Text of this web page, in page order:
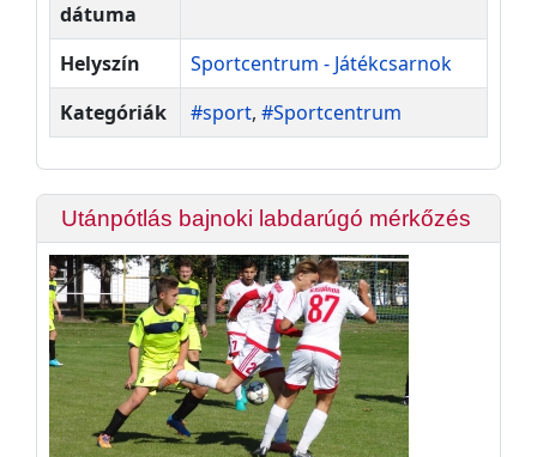
dátuma
Helyszín
Sportcentrum - Játékcsarnok
Kategóriák
#sport, #Sportcentrum
Utánpótlás bajnoki labdarúgó mérkőzés